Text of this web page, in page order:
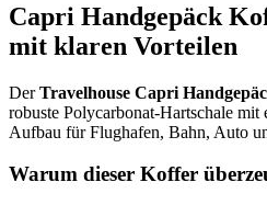
Capri Handgepäck
mit klaren Vorteilen
DerTravelhouse Capri
robuste Polycarbonat-Hartschale mit
Aufbau für Flughafen, Bahn, Auto
Warum dieser Koffer